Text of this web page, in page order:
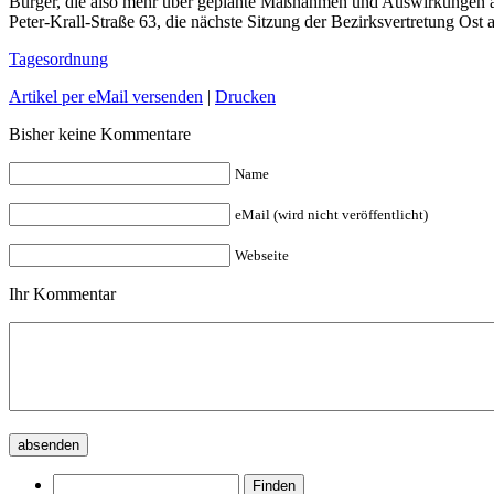
Peter-Krall-Straße 63, die nächste Sitzung der Bezirksvertretung Ost
Tagesordnung
Artikel per eMail versenden | Drucken
Bisher keine Kommentare
Name
eMail (wird nicht veröffentlicht)
Webseite
Ihr Kommentar